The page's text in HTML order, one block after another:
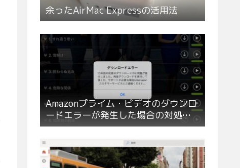
余ったAirMac Expressの活用法
Amazonプライム・ビデオのダウンロ
ードエラーが発生した場合の対処方
法